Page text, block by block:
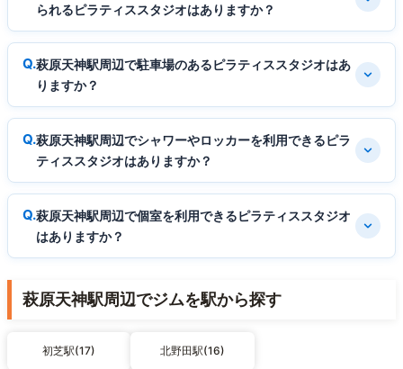
られるピラティススタジオはありますか？
萩原天神駅周辺で駐車場のあるピラティススタジオはあ
りますか？
萩原天神駅周辺でシャワーやロッカーを利用できるピラ
ティススタジオはありますか？
萩原天神駅周辺で個室を利用できるピラティススタジオ
はありますか？
萩原天神駅周辺でジムを駅から探す
初芝駅(17) 北野田駅(16)